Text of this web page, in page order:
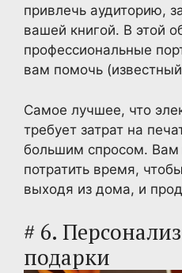
привлечь аудиторию,
вашей книгой. В этой
профессиональные
вам помочь
Самое лучшее, что
требует затрат на
большим спросом. Вам
потратить время,
выходя из дома, и
# 6.
подарки